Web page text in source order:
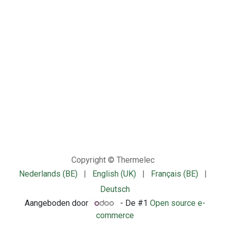
Copyright © Thermelec
Nederlands (BE)
| English (UK) | Français (BE)
|
Deutsch
Aangeboden door
- De #1Open source e-
commerce